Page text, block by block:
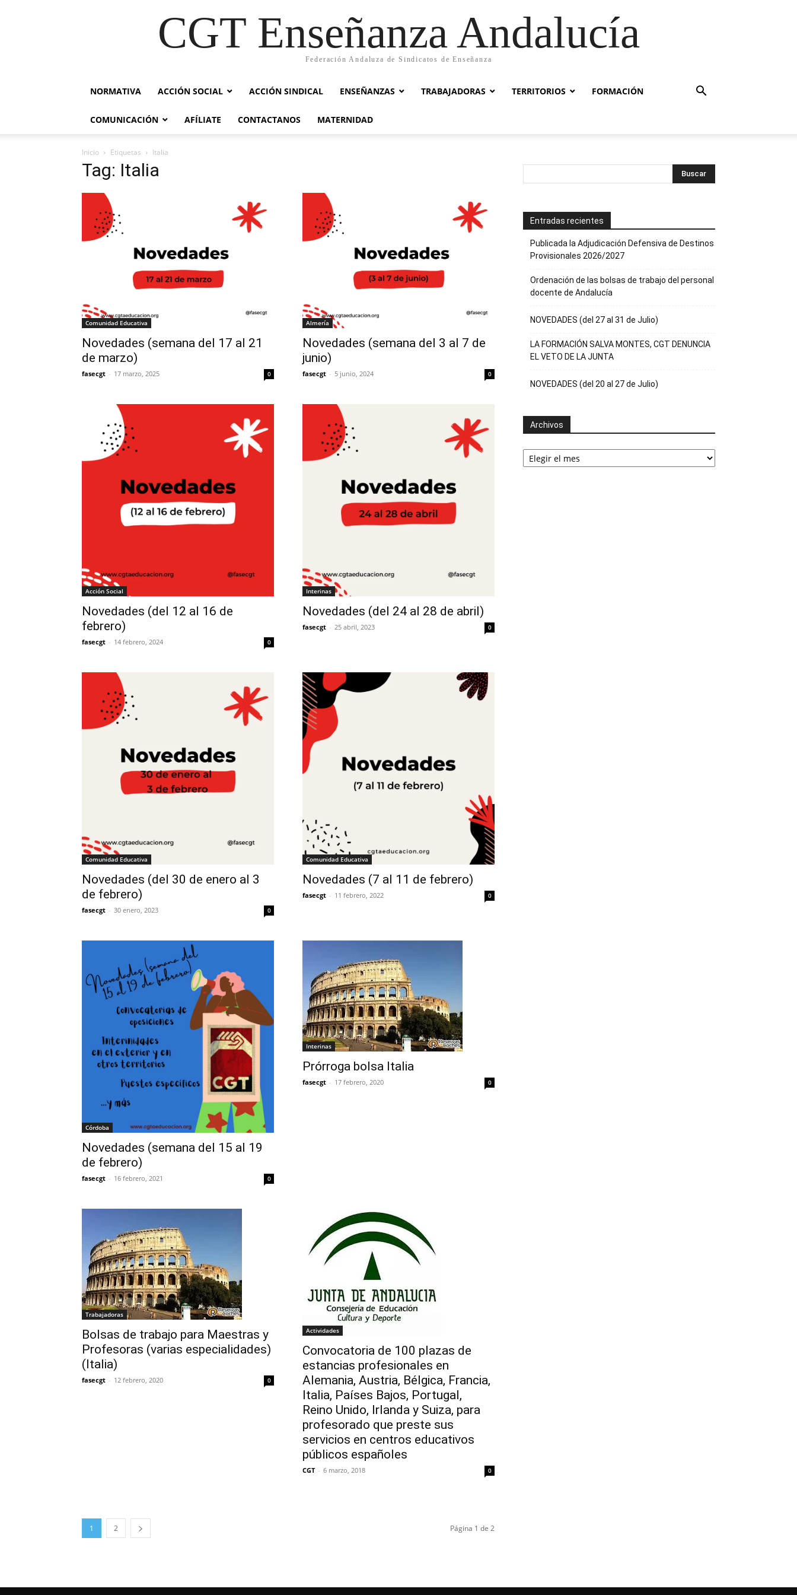
CGT Enseñanza Andalucía
Federación Andaluza de Sindicatos de Enseñanza
NORMATIVA ACCIÓN SOCIAL ACCIÓN SINDICAL ENSEÑANZAS TRABAJADORAS TERRITORIOS FORMACIÓN
COMUNICACIÓN AFÍLIATE CONTACTANOS MATERNIDAD
Inicio Etiquetas Italia
Tag: Italia
Comunidad Educativa
Novedades (semana del 17 al 21
de marzo)
fasecgt - 17 marzo, 2025 0
Almería
Novedades (semana del 3 al 7 de
junio)
fasecgt - 5 junio, 2024 0
Acción Social
Novedades (del 12 al 16 de
febrero)
fasecgt - 14 febrero, 2024 0
Interinas
Novedades (del 24 al 28 de abril)
fasecgt - 25 abril, 2023 0
Comunidad Educativa
Novedades (del 30 de enero al 3
de febrero)
fasecgt - 30 enero, 2023 0
Comunidad Educativa
Novedades (7 al 11 de febrero)
fasecgt - 11 febrero, 2022 0
Córdoba
Novedades (semana del 15 al 19
de febrero)
fasecgt - 16 febrero, 2021 0
Interinas
Prórroga bolsa Italia
fasecgt - 17 febrero, 2020 0
Trabajadoras
Bolsas de trabajo para Maestras y
Profesoras (varias especialidades)
(Italia)
fasecgt - 12 febrero, 2020 0
Actividades
Convocatoria de 100 plazas de
estancias profesionales en
Alemania, Austria, Bélgica, Francia,
Italia, Países Bajos, Portugal,
Reino Unido, Irlanda y Suiza, para
profesorado que preste sus
servicios en centros educativos
públicos españoles
CGT - 6 marzo, 2018 0
1 2 Página 1 de 2
Entradas recientes
Publicada la Adjudicación Defensiva de Destinos
Provisionales 2026/2027
Ordenación de las bolsas de trabajo del personal
docente de Andalucía
NOVEDADES (del 27 al 31 de Julio)
LA FORMACIÓN SALVA MONTES, CGT DENUNCIA
EL VETO DE LA JUNTA
NOVEDADES (del 20 al 27 de Julio)
Archivos
Archivos